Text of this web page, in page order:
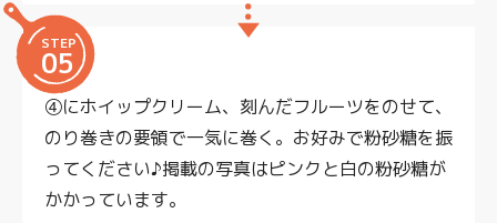
STEP
05
④にホイップクリーム、刻んだフルーツをのせて、
のり巻きの要領で一気に巻く。お好みで粉砂糖を振
ってください♪掲載の写真はピンクと白の粉砂糖が
かかっています。